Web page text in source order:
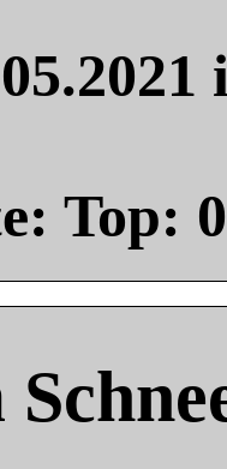
Top: 0